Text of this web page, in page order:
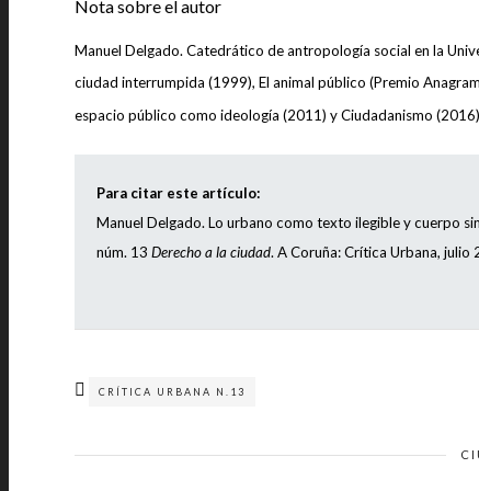
Nota sobre el autor
Manuel Delgado. Catedrático de antropología social en la
ciudad interrumpida (1999), El animal público (Premio
espacio público como ideología (2011) y Ciudadanismo
Para citar este artículo:
Manuel Delgado. Lo urbano como texto ilegible y cuerpo
núm. 13 Derecho a la ciudad. A Coruña: Crítica Urbana, julio
CRÍTICA URBANA N.13